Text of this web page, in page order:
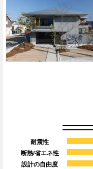
耐震性
断熱/省エネ性
設計の自由度